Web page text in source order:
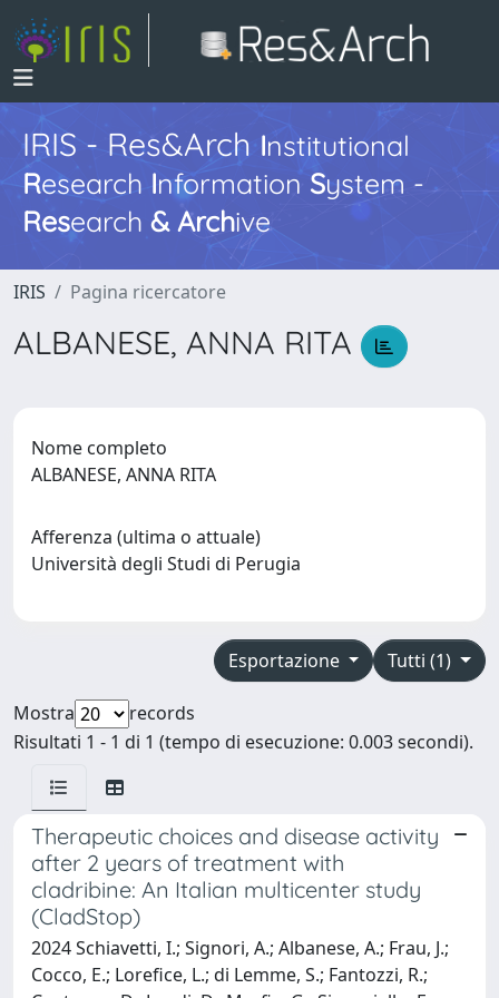
IRIS - Res&ArchInstitutional
Research InformationSystem -
Research & Archive
IRIS Pagina ricercatore
ALBANESE, ANNA RITA
Nome completo
ALBANESE, ANNA RITA
Afferenza (ultima o attuale)
Università degli Studi di Perugia
Tutti (1)
Esportazione
Mostra
records
Risultati 1 - 1 di 1 (tempo di esecuzione: 0.003 secondi).
Therapeutic choices and disease activity
after 2 years of treatment with
cladribine: An Italian multicenter study
(CladStop)
2024 Schiavetti, I.; Signori, A.; Albanese, A.; Frau, J.;
Cocco, E.; Lorefice, L.; di Lemme, S.; Fantozzi, R.;